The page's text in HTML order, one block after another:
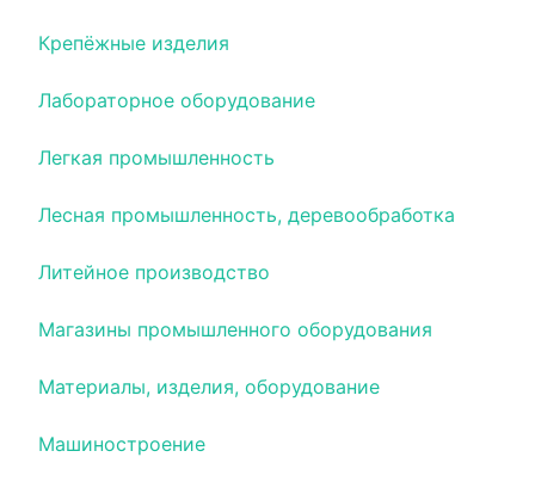
Крепёжные изделия
Лабораторное оборудование
Легкая промышленность
Лесная промышленность, деревообработка
Литейное производство
Магазины промышленного оборудования
Материалы, изделия, оборудование
Машиностроение